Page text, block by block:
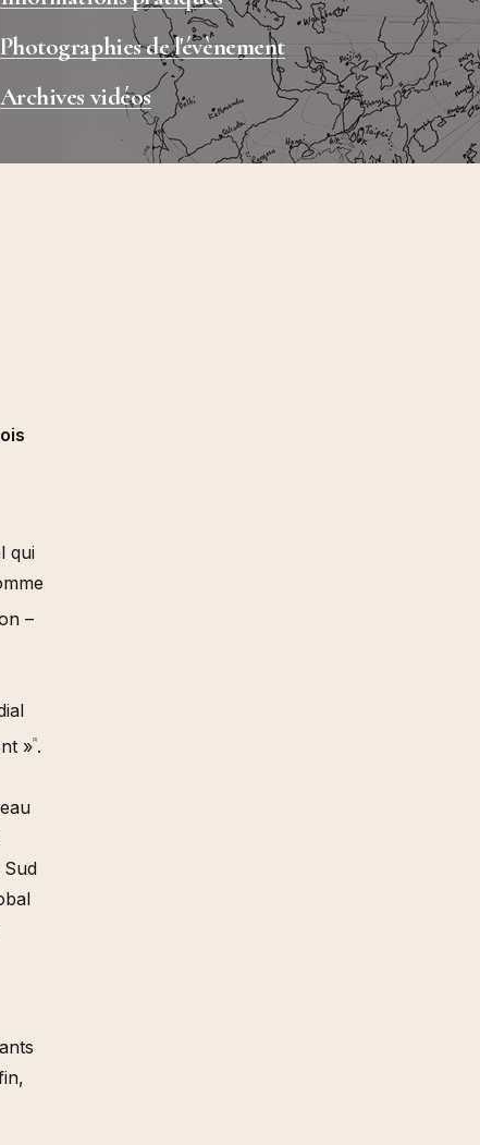
et
et
»,
2024
Photographies de l'évènement
Archives vidéos
qui
–
» [2] .